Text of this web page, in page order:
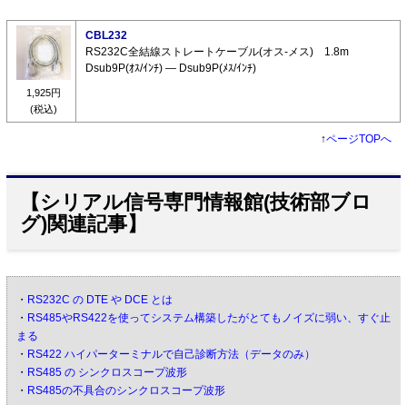
1,925円
(税込)
CBL232
RS232C全結線ストレートケーブル(オス-メス) 1.8m
Dsub9P(ｵｽ/ｲﾝﾁ) ― Dsub9P(ﾒｽ/ｲﾝﾁ)
↑ページTOPへ
【シリアル信号専門情報館(技術部ブロ
グ)関連記事】
・ RS232C の DTE や DCE とは
・ RS485やRS422を使ってシステム構築したがとてもノイズに弱い、すぐ止
まる
・ RS422 ハイパーターミナルで自己診断方法（データのみ）
・ RS485 の シンクロスコープ波形
・ RS485の不具合のシンクロスコープ波形